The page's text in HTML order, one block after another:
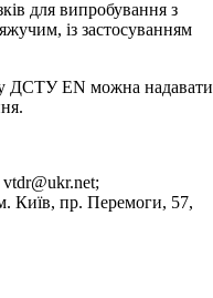
для випробування з
із застосуванням
ДСТУ EN можна надавати
Київ, пр. Перемоги, 57,